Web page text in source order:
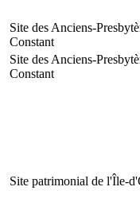
Site des Anciens-
Constant
Site des Anciens-
Constant
Site patrimonial de l'Île-